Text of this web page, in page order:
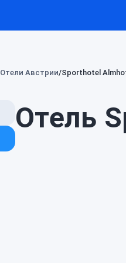
Отели Австрии Sporthotel
Отель